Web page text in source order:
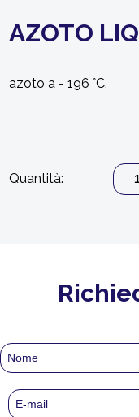
AZOTO
azoto a - 196 °C.
Quantità: